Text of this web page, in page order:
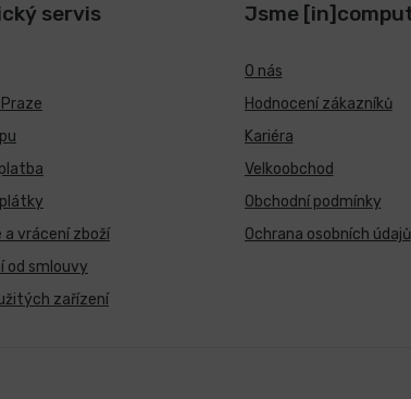
servis
a vrácení zboží
od smlouvy
zařízení
Jsme
O nás
Hodnocení zákazníků
Kariéra
Velkoobchod
Obchodní podmínky
Ochrana osobních údajů